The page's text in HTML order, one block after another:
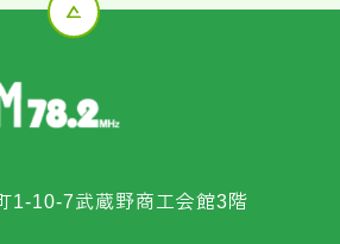
1-10-7武蔵野商工会館3階